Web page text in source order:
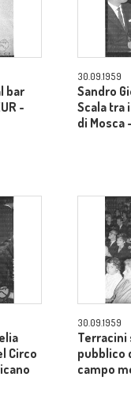
bar
-
30.09.1959
Sandro
Scala tra
di Mosca
Circo
30.09.1959
Terracini
pubblico
campo